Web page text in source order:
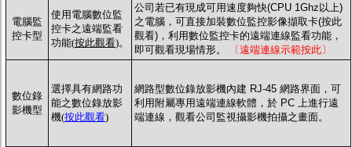
電腦監
控卡型
使用電腦數位監
控卡之遠端監看
功能(按此觀看)。
公司若已有現成可用速度夠快(CPU 1Ghz以上)
之電腦，可直接加裝數位監控影像擷取卡(按此
觀看)，利用數位監控卡的遠端連線監看功能，
即可觀看現場情形。
〔遠端連線示範按此〕
數位錄
影機型
選擇具有網路功
能之數位錄放影
機(按此觀看)
網路型數位錄放影機內建 RJ-45 網路界面，可
利用附屬專用遠端連線軟體，於 PC 上進行遠
端連線，觀看公司監視攝影機拍攝之畫面。